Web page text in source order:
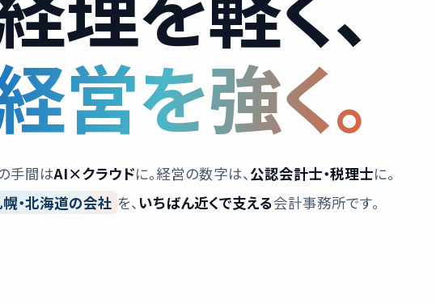
営を強く。
手間はAI×クラウドに。経営の数字は、公認会計士・税理士に。
・北海道の会社 を、いちばん近くで支える会計事務所です。